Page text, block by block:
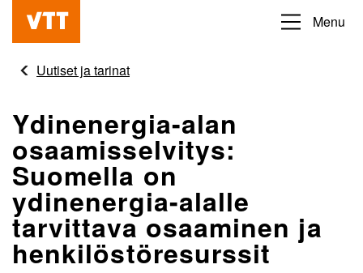
Hyppää
pääsisältöön
Beyond
obvious
Menu
Uutiset ja tarinat
Ydinenergia-alan
osaamisselvitys:
Suomella on
ydinenergia-alalle
tarvittava osaaminen ja
henkilöstöresurssit